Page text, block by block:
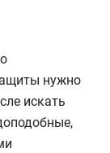
нужно
искать